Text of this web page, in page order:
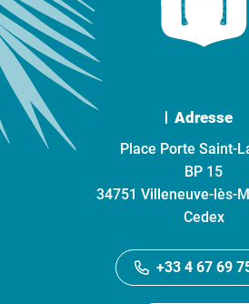
Adresse
Place Porte Saint-
BP 15
34751 Villeneuve-lès-
Cedex
+33 4 67 69